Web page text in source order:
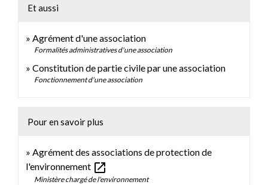
Et aussi
Agrément d'une association
Formalités administratives d'une association
Constitution de partie civile par une association
Fonctionnement d'une association
Pour en savoir plus
Agrément des associations de protection de
l'environnement open_in_new
Ministère chargé de l'environnement